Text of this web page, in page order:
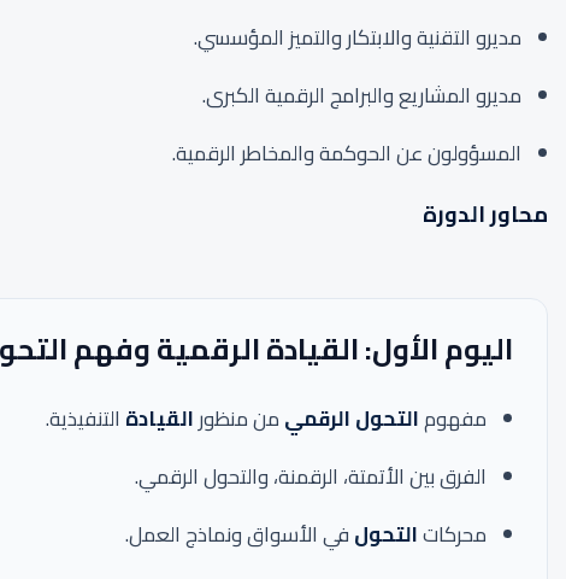
مديرو التقنية والابتكار والتميز المؤسسي.
مديرو المشاريع والبرامج الرقمية الكبرى.
المسؤولون عن الحوكمة والمخاطر الرقمية.
محاور الدورة
اليوم الأول: القيادة الرقمية وفهم
مفهومالتحول الرقميمن منظورالقيادة التنفيذية.
الفرق بين الأتمتة، الرقمنة، والتحول الرقمي.
محركاتالتحولفي الأسواق ونماذج العمل.